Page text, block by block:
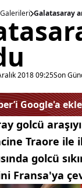
Galatasaray
2018 09:25Son
Google'a
golcü
Traore ile
golcü
Fransa'ya